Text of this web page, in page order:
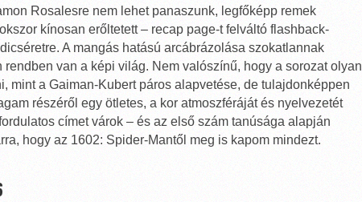
Rosalesre nem lehet panaszunk, legfőképp remek
kínosan erőltetett – recap page-t felváltó flashback-
A mangás hatású arcábrázolása szokatlannak
rendben van a képi világ. Nem valószínű, hogy a sorozat olyan
mint a Gaiman-Kubert páros alapvetése, de tulajdonképpen
részéről egy ötletes, a kor atmoszféráját és nyelvezetét
címet várok – és az első szám tanúsága alapján
hogy az 1602: Spider-Mantől meg is kapom mindezt.